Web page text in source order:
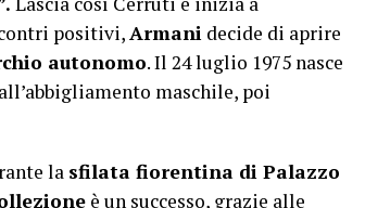
positivi,Armani decide di aprire
autonomo. Il 24 luglio 1975 nasce
maschile, poi
la sfilata fiorentina di Palazzo
è un successo, grazie alle